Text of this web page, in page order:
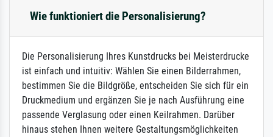
Wie funktioniert die Personalisierung?
Die Personalisierung Ihres Kunstdrucks bei Meisterdrucke
ist einfach und intuitiv: Wählen Sie einen Bilderrahmen,
bestimmen Sie die Bildgröße, entscheiden Sie sich für ein
Druckmedium und ergänzen Sie je nach Ausführung eine
passende Verglasung oder einen Keilrahmen. Darüber
hinaus stehen Ihnen weitere Gestaltungsmöglichkeiten